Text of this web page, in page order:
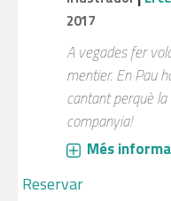
2017
A vegades fer
mentier. En Pau
cantant perquè
companyia!
Més
Reservar